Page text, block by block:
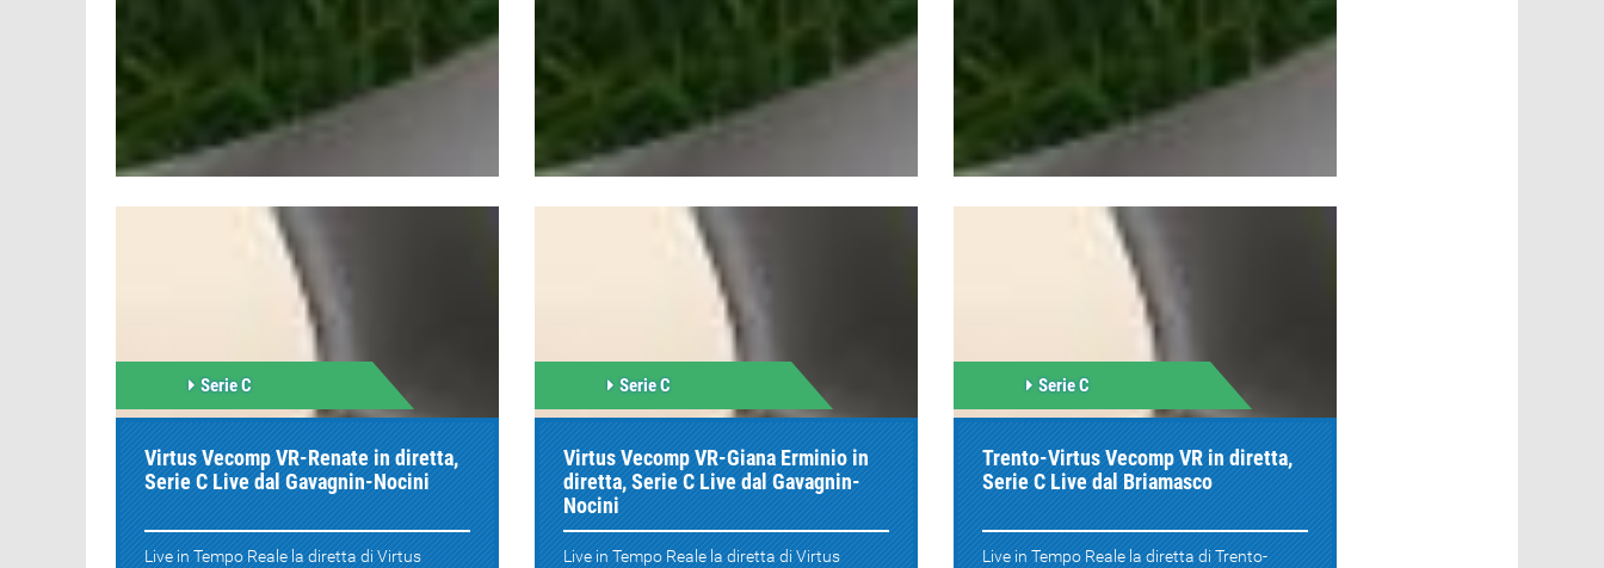
Serie C
Virtus Vecomp VR-Renate in diretta,
Serie C Live dal Gavagnin-Nocini
Live in Tempo Reale la diretta di Virtus
Serie C
Virtus Vecomp VR-Giana Erminio in
diretta, Serie C Live dal Gavagnin-
Nocini
Live in Tempo Reale la diretta di Virtus
Serie C
Trento-Virtus Vecomp VR in diretta,
Serie C Live dal Briamasco
Live in Tempo Reale la diretta di Trento-